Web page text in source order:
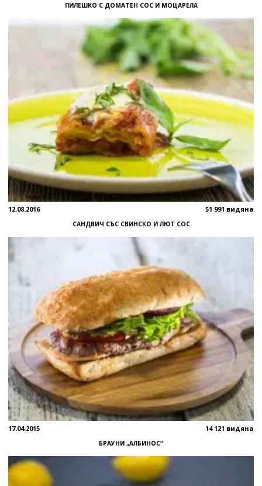
ПИЛЕШКО С ДОМАТЕН СОС И МОЦАРЕЛА
12.08.2016 51 991 видяна
САНДВИЧ СЪС СВИНСКО И ЛЮТ СОС
17.04.2015 14 121 видяна
БРАУНИ „АЛБИНОС“